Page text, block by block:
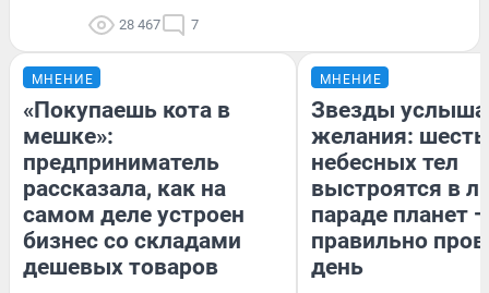
28 467 7
МНЕНИЕ
«Покупаешь кота в
мешке»:
предприниматель
рассказала, как на
самом деле устроен
бизнес со складами
дешевых товаров
МНЕНИЕ
Звезды
желания: шесть
небесных тел
выстроятся в
параде планет
правильно
день